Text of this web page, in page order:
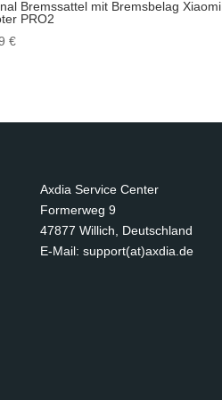
Bremssattel mit Bremsbelag Xiaomi
PRO2
€
Axdia Service Center
Formerweg 9
47877 Willich
Deutschland
E-Mail: support(at)axdia.de